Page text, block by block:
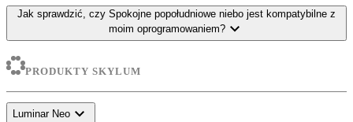
Jak sprawdzić, czy Spokojne popołudniowe niebo jest kompatybilne z
moim oprogramowaniem? expand_more
PRODUKTY SKYLUM
Luminar Neo expand_more